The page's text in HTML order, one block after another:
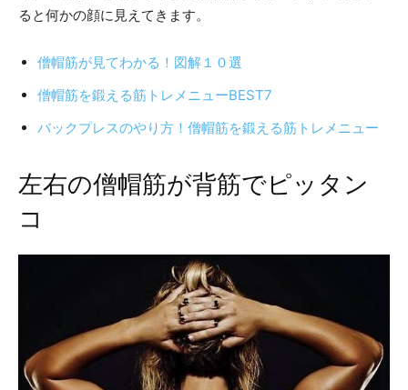
ると何かの顔に見えてきます。
僧帽筋が見てわかる！図解１０選
僧帽筋を鍛える筋トレメニューBEST7
バックプレスのやり方！僧帽筋を鍛える筋トレメニュー
左右の僧帽筋が背筋でピッタン
コ